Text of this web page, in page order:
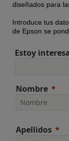
diseñados para
Introduce tus
de Epson se
Estoy
Nombre
Apellidos